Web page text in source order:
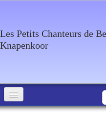
Les Petits Chanteurs de
Knapenkoor